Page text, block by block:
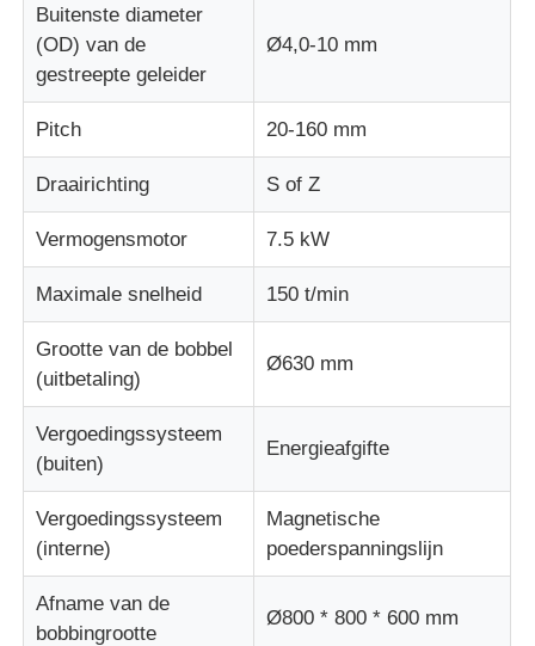
de lijn van de draaduitdrijving
draad die machine vastlopen
Doppeldraaiende stroomachine
Gepantserde machine
Wikkelmachine
Kies Draaimachine uit
kabelmachine
Paar draaiende machine
Buitenste diameter
(OD) van de
gestreepte geleider
Ø4,0-10 mm
Pitch 20-160 mm
Draairichting S of Z
Vermogensmotor 7.5 kW
Maximale snelheid 150 t/min
Grootte van de bobbel
(uitbetaling)
Ø630 mm
Vergoedingssysteem
(buiten)
Energieafgifte
Vergoedingssysteem
(interne)
Magnetische
poederspanningslijn
Afname van de
bobbingrootte
Ø800 * 800 * 600 mm